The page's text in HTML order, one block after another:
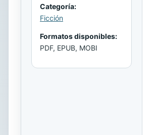
Categoría:
Ficción
Formatos disponibles:
PDF, EPUB, MOBI